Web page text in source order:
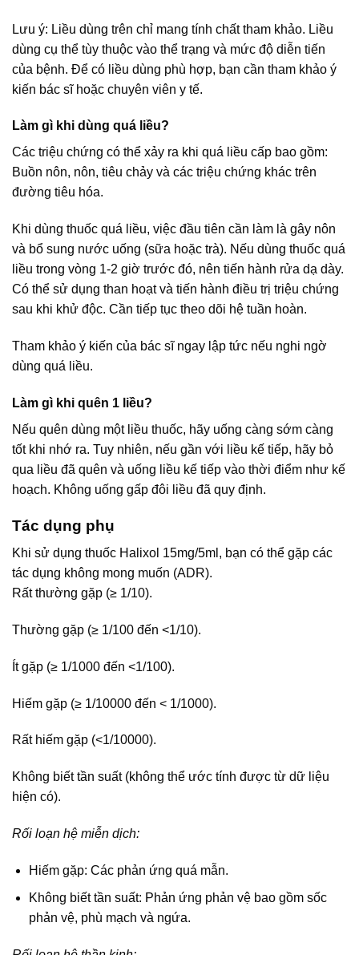
Lưu ý: Liều dùng trên chỉ mang tính chất tham khảo. Liều
dùng cụ thể tùy thuộc vào thể trạng và mức độ diễn tiến
của bệnh. Để có liều dùng phù hợp, bạn cần tham khảo ý
kiến bác sĩ hoặc chuyên viên y tế.
Làm gì khi dùng quá liều?
Các triệu chứng có thể xảy ra khi quá liều cấp bao gồm:
Buồn nôn, nôn, tiêu chảy và các triệu chứng khác trên
đường tiêu hóa.
Khi dùng thuốc quá liều, việc đầu tiên cần làm là gây nôn
và bổ sung nước uống (sữa hoặc trà). Nếu dùng thuốc quá
liều trong vòng 1-2 giờ trước đó, nên tiến hành rửa dạ dày.
Có thể sử dụng than hoạt và tiến hành điều trị triệu chứng
sau khi khử độc. Cần tiếp tục theo dõi hệ tuần hoàn.
Tham khảo ý kiến của bác sĩ ngay lập tức nếu nghi ngờ
dùng quá liều.
Làm gì khi quên 1 liều?
Nếu quên dùng một liều thuốc, hãy uống càng sớm càng
tốt khi nhớ ra. Tuy nhiên, nếu gần với liều kế tiếp, hãy bỏ
qua liều đã quên và uống liều kế tiếp vào thời điểm như kế
hoạch. Không uống gấp đôi liều đã quy định.
Tác dụng phụ
Khi sử dụng thuốc Halixol 15mg/5ml, bạn có thể gặp các
tác dụng không mong muốn (ADR).
Rất thường gặp (≥ 1/10).
Thường gặp (≥ 1/100 đến <1/10).
Ít gặp (≥ 1/1000 đến <1/100).
Hiếm gặp (≥ 1/10000 đến < 1/1000).
Rất hiếm gặp (<1/10000).
Không biết tần suất (không thể ước tính được từ dữ liệu
hiện có).
Rối loạn hệ miễn dịch:
Hiếm gặp: Các phản ứng quá mẫn.
Không biết tần suất: Phản ứng phản vệ bao gồm sốc
phản vệ, phù mạch và ngứa.